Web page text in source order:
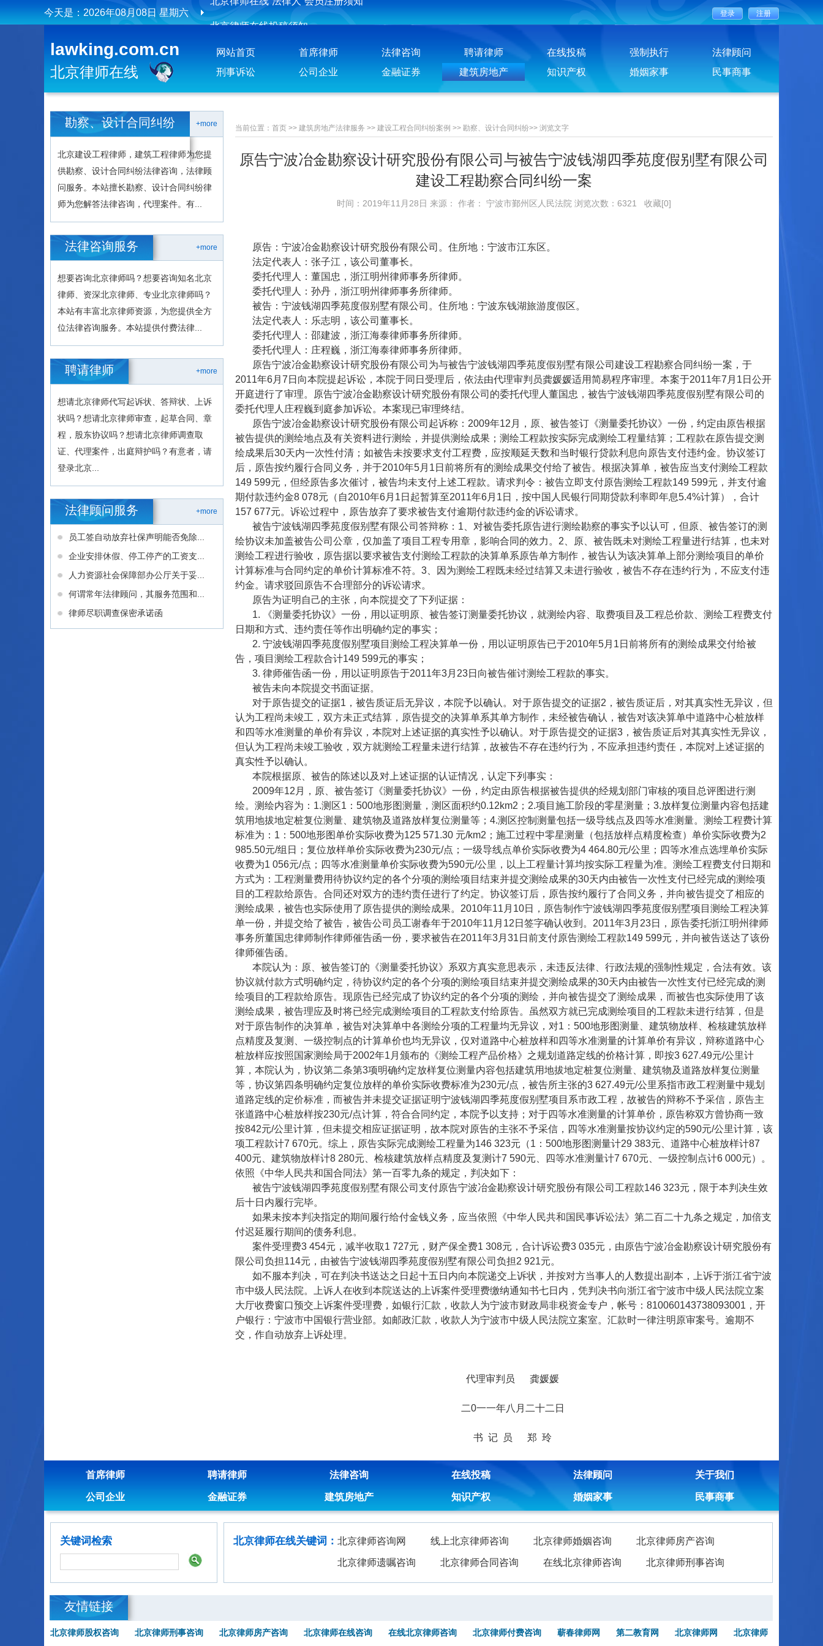
今天是： 2026年08月08日 星期六 北京律师在线投稿须知
lawking.com.cn
北京律师在线
网站首页 首席律师 法律咨询 聘请律师 在线投稿 强制执行
法律顾问
刑事诉讼
公司企业 金融证券 建筑房地产 知识产权 婚姻家事 民事商事
+more
勘察、设计合同纠纷
北京建设工程律师，建筑工程律师为您提
供勘察、设计合同纠纷法律咨询，法律顾
问服务。本站擅长勘察、设计合同纠纷律
师为您解答法律咨询，代理案件。有...
+more
法律咨询服务
想要咨询北京律师吗？想要咨询知名北京
律师、资深北京律师、专业北京律师吗？
本站有丰富北京律师资源，为您提供全方
位法律咨询服务。本站提供付费法律...
+more
聘请律师
想请北京律师代写起诉状、答辩状、上诉
状吗？想请北京律师审查，起草合同、章
程，股东协议吗？想请北京律师调查取
证、代理案件，出庭辩护吗？有意者，请
登录北京...
+more
法律顾问服务
员工签自动放弃社保声明能否免除...
企业安排休假、停工停产的工资支...
人力资源社会保障部办公厅关于妥...
何谓常年法律顾问，其服务范围和...
律师尽职调查保密承诺函
当前位置： 首页 >> 建筑房地产法律服务 >> 建设工程合同纠纷案例 >> 勘察、设计合同纠纷>> 浏览文字
原告宁波冶金勘察设计研究股份有限公司与被告宁波钱湖四季苑度假别墅有限公司
建设工程勘察合同纠纷一案
时间：2019年11月28日 来源： 作者： 宁波市鄞州区人民法院 浏览次数：6321 收藏[0]
原告：宁波冶金勘察设计研究股份有限公司。住所地：宁波市江东区。
法定代表人：张子江，该公司董事长。
委托代理人：董国忠，浙江明州律师事务所律师。
委托代理人：孙丹，浙江明州律师事务所律师。
被告：宁波钱湖四季苑度假别墅有限公司。住所地：宁波东钱湖旅游度假区。
法定代表人：乐志明，该公司董事长。
委托代理人：邵建波，浙江海泰律师事务所律师。
委托代理人：庄程巍，浙江海泰律师事务所律师。
原告宁波冶金勘察设计研究股份有限公司为与被告宁波钱湖四季苑度假别墅有限公司建设工程勘察合同纠纷一案，于
2011年6月7日向本院提起诉讼，本院于同日受理后，依法由代理审判员龚媛媛适用简易程序审理。本案于2011年7月1日公开
开庭进行了审理。原告宁波冶金勘察设计研究股份有限公司的委托代理人董国忠，被告宁波钱湖四季苑度假别墅有限公司的
委托代理人庄程巍到庭参加诉讼。本案现已审理终结。
原告宁波冶金勘察设计研究股份有限公司起诉称：2009年12月，原、被告签订《测量委托协议》一份，约定由原告根据
被告提供的测绘地点及有关资料进行测绘，并提供测绘成果；测绘工程款按实际完成测绘工程量结算；工程款在原告提交测
绘成果后30天内一次性付清；如被告未按要求支付工程费，应按顺延天数和当时银行贷款利息向原告支付违约金。协议签订
后，原告按约履行合同义务，并于2010年5月1日前将所有的测绘成果交付给了被告。根据决算单，被告应当支付测绘工程款
149 599元，但经原告多次催讨，被告均未支付上述工程款。请求判令：被告立即支付原告测绘工程款149 599元，并支付逾
期付款违约金8 078元（自2010年6月1日起暂算至2011年6月1日，按中国人民银行同期贷款利率即年息5.4%计算），合计
157 677元。诉讼过程中，原告放弃了要求被告支付逾期付款违约金的诉讼请求。
被告宁波钱湖四季苑度假别墅有限公司答辩称：1、对被告委托原告进行测绘勘察的事实予以认可，但原、被告签订的测
绘协议未加盖被告公司公章，仅加盖了项目工程专用章，影响合同的效力。2、原、被告既未对测绘工程量进行结算，也未对
测绘工程进行验收，原告据以要求被告支付测绘工程款的决算单系原告单方制作，被告认为该决算单上部分测绘项目的单价
计算标准与合同约定的单价计算标准不符。3、因为测绘工程既未经过结算又未进行验收，被告不存在违约行为，不应支付违
约金。请求驳回原告不合理部分的诉讼请求。
原告为证明自己的主张，向本院提交了下列证据：
1. 《测量委托协议》一份，用以证明原、被告签订测量委托协议，就测绘内容、取费项目及工程总价款、测绘工程费支付
日期和方式、违约责任等作出明确约定的事实；
2. 宁波钱湖四季苑度假别墅项目测绘工程决算单一份，用以证明原告已于2010年5月1日前将所有的测绘成果交付给被
告，项目测绘工程款合计149 599元的事实；
3. 律师催告函一份，用以证明原告于2011年3月23日向被告催讨测绘工程款的事实。
被告未向本院提交书面证据。
对于原告提交的证据1，被告质证后无异议，本院予以确认。对于原告提交的证据2，被告质证后，对其真实性无异议，但
认为工程尚未竣工，双方未正式结算，原告提交的决算单系其单方制作，未经被告确认，被告对该决算单中道路中心桩放样
和四等水准测量的单价有异议，本院对上述证据的真实性予以确认。对于原告提交的证据3，被告质证后对其真实性无异议，
但认为工程尚未竣工验收，双方就测绘工程量未进行结算，故被告不存在违约行为，不应承担违约责任，本院对上述证据的
真实性予以确认。
本院根据原、被告的陈述以及对上述证据的认证情况，认定下列事实：
2009年12月，原、被告签订《测量委托协议》一份，约定由原告根据被告提供的经规划部门审核的项目总评图进行测
绘。测绘内容为：1.测区1：500地形图测量，测区面积约0.12km2；2.项目施工阶段的零星测量；3.放样复位测量内容包括建
筑用地拔地定桩复位测量、建筑物及道路放样复位测量等；4.测区控制测量包括一级导线点及四等水准测量。测绘工程费计算
标准为：1：500地形图单价实际收费为125 571.30 元/km2；施工过程中零星测量（包括放样点精度检查）单价实际收费为2
985.50元/组日；复位放样单价实际收费为230元/点；一级导线点单价实际收费为4 464.80元/公里；四等水准点选埋单价实际
收费为1 056元/点；四等水准测量单价实际收费为590元/公里，以上工程量计算均按实际工程量为准。测绘工程费支付日期和
方式为：工程测量费用待协议约定的各个分项的测绘项目结束并提交测绘成果的30天内由被告一次性支付已经完成的测绘项
目的工程款给原告。合同还对双方的违约责任进行了约定。协议签订后，原告按约履行了合同义务，并向被告提交了相应的
测绘成果，被告也实际使用了原告提供的测绘成果。2010年11月10日，原告制作宁波钱湖四季苑度假别墅项目测绘工程决算
单一份，并提交给了被告，被告公司员工谢春年于2010年11月12日签字确认收到。2011年3月23日，原告委托浙江明州律师
事务所董国忠律师制作律师催告函一份，要求被告在2011年3月31日前支付原告测绘工程款149 599元，并向被告送达了该份
律师催告函。
本院认为：原、被告签订的《测量委托协议》系双方真实意思表示，未违反法律、行政法规的强制性规定，合法有效。该
协议就付款方式明确约定，待协议约定的各个分项的测绘项目结束并提交测绘成果的30天内由被告一次性支付已经完成的测
绘项目的工程款给原告。现原告已经完成了协议约定的各个分项的测绘，并向被告提交了测绘成果，而被告也实际使用了该
测绘成果，被告理应及时将已经完成测绘项目的工程款支付给原告。虽然双方就已完成测绘项目的工程款未进行结算，但是
对于原告制作的决算单，被告对决算单中各测绘分项的工程量均无异议，对1：500地形图测量、建筑物放样、检核建筑放样
点精度及复测、一级控制点的计算单价也均无异议，仅对道路中心桩放样和四等水准测量的计算单价有异议，辩称道路中心
桩放样应按照国家测绘局于2002年1月颁布的《测绘工程产品价格》之规划道路定线的价格计算，即按3 627.49元/公里计
算，本院认为，协议第二条第3项明确约定放样复位测量内容包括建筑用地拔地定桩复位测量、建筑物及道路放样复位测量
等，协议第四条明确约定复位放样的单价实际收费标准为230元/点，被告所主张的3 627.49元/公里系指市政工程测量中规划
道路定线的定价标准，而被告并未提交证据证明宁波钱湖四季苑度假别墅项目系市政工程，故被告的辩称不予采信，原告主
张道路中心桩放样按230元/点计算，符合合同约定，本院予以支持；对于四等水准测量的计算单价，原告称双方曾协商一致
按842元/公里计算，但未提交相应证据证明，故本院对原告的主张不予采信，四等水准测量按协议约定的590元/公里计算，该
项工程款计7 670元。综上，原告实际完成测绘工程量为146 323元（1：500地形图测量计29 383元、道路中心桩放样计87
400元、建筑物放样计8 280元、检核建筑放样点精度及复测计7 590元、四等水准测量计7 670元、一级控制点计6 000元）。
依照《中华人民共和国合同法》第一百零九条的规定，判决如下：
被告宁波钱湖四季苑度假别墅有限公司支付原告宁波冶金勘察设计研究股份有限公司工程款146 323元，限于本判决生效
后十日内履行完毕。
如果未按本判决指定的期间履行给付金钱义务，应当依照《中华人民共和国民事诉讼法》第二百二十九条之规定，加倍支
付迟延履行期间的债务利息。
案件受理费3 454元，减半收取1 727元，财产保全费1 308元，合计诉讼费3 035元，由原告宁波冶金勘察设计研究股份有
限公司负担114元，由被告宁波钱湖四季苑度假别墅有限公司负担2 921元。
如不服本判决，可在判决书送达之日起十五日内向本院递交上诉状，并按对方当事人的人数提出副本，上诉于浙江省宁波
市中级人民法院。上诉人在收到本院送达的上诉案件受理费缴纳通知书七日内，凭判决书向浙江省宁波市中级人民法院立案
大厅收费窗口预交上诉案件受理费，如银行汇款，收款人为宁波市财政局非税资金专户，帐号：810060143738093001，开
户银行：宁波市中国银行营业部。如邮政汇款，收款人为宁波市中级人民法院立案室。汇款时一律注明原审案号。逾期不
交，作自动放弃上诉处理。
代理审判员 龚媛媛
二0一一年八月二十二日
书 记 员 郑 玲
首席律师 聘请律师 法律咨询 在线投稿 法律顾问 关于我们
公司企业 金融证券 建筑房地产 知识产权 婚姻家事 民事商事
关键词检索 北京律师在线关键词： 北京律师咨询网 线上北京律师咨询 北京律师婚姻咨询 北京律师房产咨询
北京律师遗嘱咨询 北京律师合同咨询 在线北京律师咨询 北京律师刑事咨询
友情链接
北京律师股权咨询 北京律师刑事咨询 北京律师房产咨询 北京律师在线咨询 在线北京律师咨询 北京律师付费咨询 蕲春律师网 第二教育网 北京律师网 北京律师